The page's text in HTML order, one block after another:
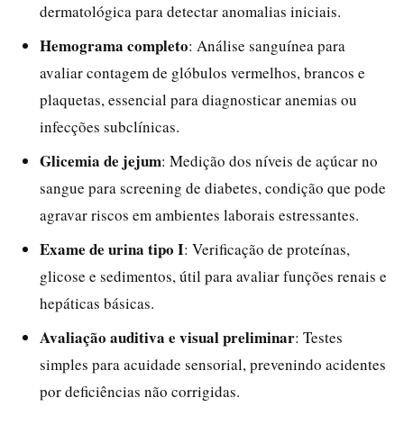
dermatológica para detectar anomalias iniciais.
Hemograma completo: Análise sanguínea para
avaliar contagem de glóbulos vermelhos, brancos e
plaquetas, essencial para diagnosticar anemias ou
infecções subclínicas.
Glicemia de jejum: Medição dos níveis de açúcar no
sangue para screening de diabetes, condição que pode
agravar riscos em ambientes laborais estressantes.
Exame de urina tipo I: Verificação de proteínas,
glicose e sedimentos, útil para avaliar funções renais e
hepáticas básicas.
Avaliação auditiva e visual preliminar: Testes
simples para acuidade sensorial, prevenindo acidentes
por deficiências não corrigidas.